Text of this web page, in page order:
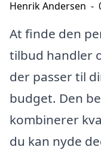
Henrik Andersen -
At finde den
tilbud handler
der passer til
budget. Den
kombinerer
du kan nyde